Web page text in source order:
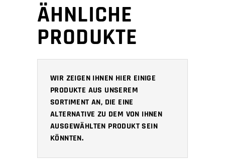
ÄHNLICHE
PRODUKTE
WIR ZEIGEN IHNEN HIER EINIGE
PRODUKTE AUS UNSEREM
SORTIMENT AN, DIE EINE
ALTERNATIVE ZU DEM VON IHNEN
AUSGEWÄHLTEN PRODUKT SEIN
KÖNNTEN.